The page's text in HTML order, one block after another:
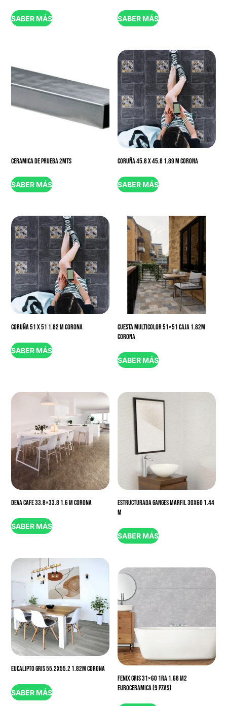
SABER MÁS SABER MÁS
CERAMICA DE PRUEBA 2MTS
SABER MÁS
CORUÑA 45.8 X 45.8 1.89 M CORONA
SABER MÁS
CORUÑA 51 X 51 1.82 M CORONA
SABER MÁS
CUESTA MULTICOLOR 51×51 CAJA 1.82M
CORONA
SABER MÁS
DEVA CAFE 33.8×33.8 1.6 M CORONA
SABER MÁS
ESTRUCTURADA GANGES MARFIL 30X60 1.44
M
SABER MÁS
EUCALIPTO GRIS 55.2X55.2 1.82M CORONA
SABER MÁS
FENIX GRIS 31×60 1RA 1.68 M2
EUROCERAMICA (9 PZAS)